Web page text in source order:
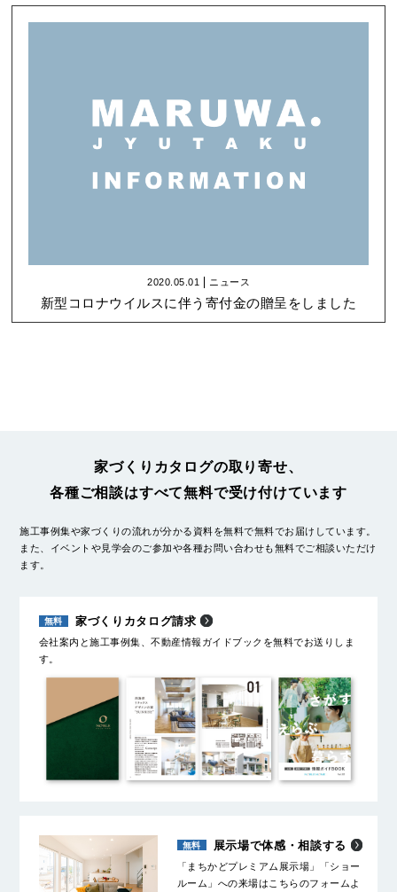
2020.05.01 ニュース
新型コロナウイルスに伴う寄付金の贈呈をしました
家づくりカタログの取り寄せ、
各種ご相談はすべて無料で受け付けています
施工事例集や家づくりの流れが分かる資料を無料で無料でお届けしています。
また、イベントや見学会のご参加や各種お問い合わせも無料でご相談いただけ
ます。
家づくりカタログ請求
会社案内と施工事例集、不動産情報ガイドブックを無料でお送りしま
す。
展示場で体感・相談する
「まちかどプレミアム展示場」「ショー
ルーム」への来場はこちらのフォームよ